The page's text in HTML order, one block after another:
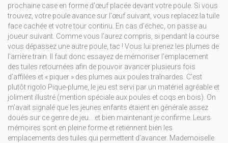
prochaine case en forme d’œuf placée devant votre poule. Si vous
trouvez, votre poule avance sur l’œuf suivant, vous replacez la tuile
face cachée et votre tour continu. En cas d’échec, on passe au
joueur suivant. Comme vous l’aurez compris, si pendant la course
vous dépassez une autre poule, tac ! Vous lui prenez les plumes de
l’arrière train. Il faut donc essayez de mémoriser l’emplacement
des tuiles retournées afin de pouvoir avancer plusieurs fois
d’affilées et « piquer » des plumes aux poules traînardes. C’est
plutôt rigolo Pique-plume, le jeu est servi par un matériel agréable et
joliment illustré (mention spéciale aux poules et coqs en bois). On
m’avait signalé que les jeunes enfants étaient en générale assez
doués sur ce genre de jeu… et bien maintenant je confirme. Leurs
mémoires sont en pleine forme et retiennent bien les
emplacements des tuiles qui permettent d’avancer. Mademoiselle